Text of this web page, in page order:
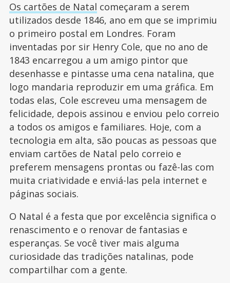
Os cartões de Natal começaram a serem
utilizados desde 1846, ano em que se imprimiu
o primeiro postal em Londres. Foram
inventadas por sir Henry Cole, que no ano de
1843 encarregou a um amigo pintor que
desenhasse e pintasse uma cena natalina, que
logo mandaria reproduzir em uma gráfica. Em
todas elas, Cole escreveu uma mensagem de
felicidade, depois assinou e enviou pelo correio
a todos os amigos e familiares. Hoje, com a
tecnologia em alta, são poucas as pessoas que
enviam cartões de Natal pelo correio e
preferem mensagens prontas ou fazê-las com
muita criatividade e enviá-las pela internet e
páginas sociais.
O Natal é a festa que por excelência significa o
renascimento e o renovar de fantasias e
esperanças. Se você tiver mais alguma
curiosidade das tradições natalinas, pode
compartilhar com a gente.